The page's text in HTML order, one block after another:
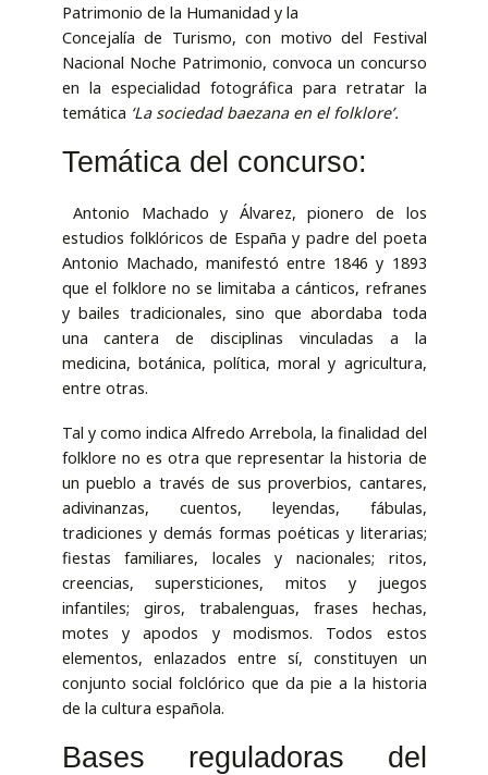
Patrimonio de la Humanidad y la
Concejalía de Turismo, con motivo del Festival
Nacional Noche Patrimonio, convoca un concurso
en la especialidad fotográfica para retratar la
temática ‘La sociedad baezana en el folklore’.
Temática del concurso:
Antonio Machado y Álvarez, pionero de los
estudios folklóricos de España y padre del poeta
Antonio Machado, manifestó entre 1846 y 1893
que el folklore no se limitaba a cánticos, refranes
y bailes tradicionales, sino que abordaba toda
una cantera de disciplinas vinculadas a la
medicina, botánica, política, moral y agricultura,
entre otras.
Tal y como indica Alfredo Arrebola, la finalidad del
folklore no es otra que representar la historia de
un pueblo a través de sus proverbios, cantares,
adivinanzas, cuentos, leyendas, fábulas,
tradiciones y demás formas poéticas y literarias;
fiestas familiares, locales y nacionales; ritos,
creencias, supersticiones, mitos y juegos
infantiles; giros, trabalenguas, frases hechas,
motes y apodos y modismos. Todos estos
elementos, enlazados entre sí, constituyen un
conjunto social folclórico que da pie a la historia
de la cultura española.
Bases reguladoras del